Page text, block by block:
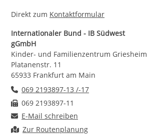
Direkt zum Kontaktformular
Internationaler Bund - IB Südwest
gGmbH
Kinder- und Familienzentrum Griesheim
Platanenstr. 11
65933 Frankfurt am Main
Telefonnummer
069 2193897-13 /-17
Faxnummer
069 2193897-11
E-Mail an Kinder- und Familienzentrum
E-Mail schreiben
Route planen
Zur Routenplanung